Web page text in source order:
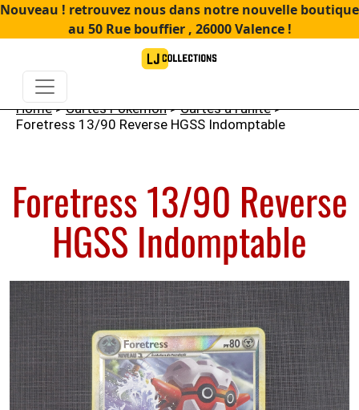
Nouveau ! retrouvez nous dans notre nouvelle boutique
au 50 Rue bouffier , 26000 Valence !
Home>Cartes Pokémon>Cartes à l'unité>
Foretress 13/90 Reverse HGSS Indomptable
Foretress 13/90 Reverse
HGSS Indomptable